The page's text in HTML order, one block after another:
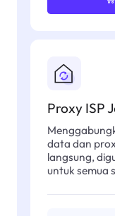
Proxy ISP
data dan
langsung,
untuk semua